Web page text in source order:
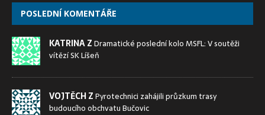
POSLEDNÍ KOMENTÁŘE
KATRINA ZDramatické poslední kolo MSFL: V soutěži
vítězí SK Líšeň
VOJTĚCH ZPyrotechnici zahájili průzkum trasy
budoucího obchvatu Bučovic